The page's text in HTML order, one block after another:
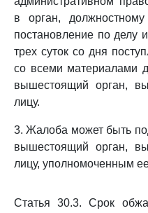
в орган,
постановление по делу
трех суток со дня
со всеми материалами
вышестоящий орган,
лицу.
3. Жалоба может быть
вышестоящий орган,
лицу, уполномоченным
Статья 30.3. Срок